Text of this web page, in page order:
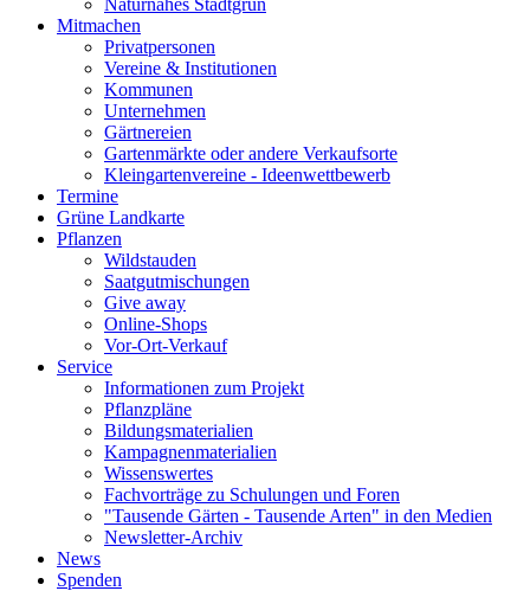
Naturnahes Stadtgrün
Mitmachen
Privatpersonen
Vereine & Institutionen
Kommunen
Unternehmen
Gärtnereien
Gartenmärkte oder andere Verkaufsorte
Kleingartenvereine - Ideenwettbewerb
Termine
Grüne Landkarte
Pflanzen
Wildstauden
Saatgutmischungen
Give away
Online-Shops
Vor-Ort-Verkauf
Service
Informationen zum Projekt
Pflanzpläne
Bildungsmaterialien
Kampagnenmaterialien
Wissenswertes
Fachvorträge zu Schulungen und Foren
"Tausende Gärten - Tausende Arten" in den Medien
Newsletter-Archiv
News
Spenden